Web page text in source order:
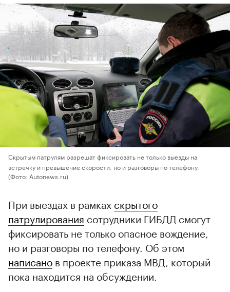
Скрытым патрулям разрешат фиксировать не только выезды на
встречку и превышение скорости, но и разговоры по телефону.
(Фото: Autonews.ru)
При выездах в рамках скрытого
патрулирования сотрудники ГИБДД смогут
фиксировать не только опасное вождение,
но и разговоры по телефону. Об этом
написано в проекте приказа МВД, который
пока находится на обсуждении.